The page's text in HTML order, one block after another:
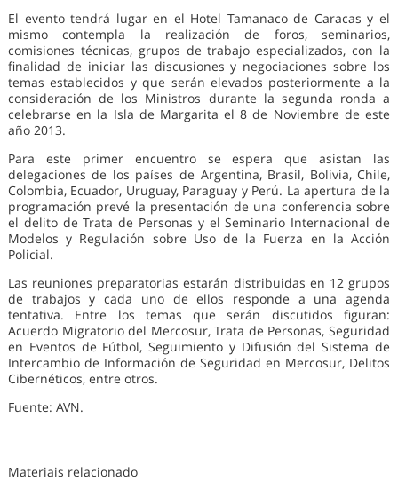
El evento tendrá lugar en el Hotel Tamanaco de Caracas y el
mismo contempla la realización de foros, seminarios,
comisiones técnicas, grupos de trabajo especializados, con la
finalidad de iniciar las discusiones y negociaciones sobre los
temas establecidos y que serán elevados posteriormente a la
consideración de los Ministros durante la segunda ronda a
celebrarse en la Isla de Margarita el 8 de Noviembre de este
año 2013.
Para este primer encuentro se espera que asistan las
delegaciones de los países de Argentina, Brasil, Bolivia, Chile,
Colombia, Ecuador, Uruguay, Paraguay y Perú. La apertura de la
programación prevé la presentación de una conferencia sobre
el delito de Trata de Personas y el Seminario Internacional de
Modelos y Regulación sobre Uso de la Fuerza en la Acción
Policial.
Las reuniones preparatorias estarán distribuidas en 12 grupos
de trabajos y cada uno de ellos responde a una agenda
tentativa. Entre los temas que serán discutidos figuran:
Acuerdo Migratorio del Mercosur, Trata de Personas, Seguridad
en Eventos de Fútbol, Seguimiento y Difusión del Sistema de
Intercambio de Información de Seguridad en Mercosur, Delitos
Cibernéticos, entre otros.
Fuente: AVN.
Materiais relacionado